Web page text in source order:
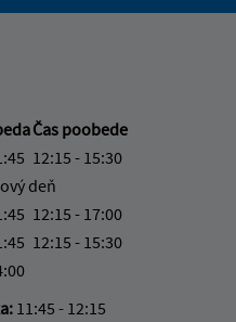
Čas poobede
12:15 - 15:30
deň
12:15 - 17:00
12:15 - 15:30
11:45 - 12:15